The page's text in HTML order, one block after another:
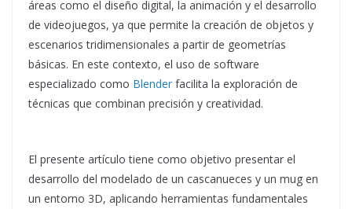
áreas como el diseño digital, la animación y el desarrollo
de videojuegos, ya que permite la creación de objetos y
escenarios tridimensionales a partir de geometrías
básicas. En este contexto, el uso de software
especializado como Blender facilita la exploración de
técnicas que combinan precisión y creatividad.
El presente artículo tiene como objetivo presentar el
desarrollo del modelado de un cascanueces y un mug en
un entorno 3D, aplicando herramientas fundamentales